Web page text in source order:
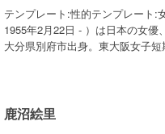
テンプレート:性的テンプレート:
1955年2月22日 - ）は日本の女優
大分県別府市出身。東大阪女子
鹿沼絵里